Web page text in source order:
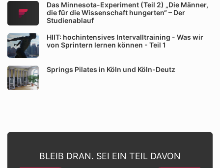
Das Minnesota-Experiment (Teil 2) „Die Männer,
die für die Wissenschaft hungerten“ – Der
Studienablauf
HIIT: hochintensives Intervalltraining - Was wir
von Sprintern lernen können - Teil 1
Springs Pilates in Köln und Köln-Deutz
BLEIB DRAN. SEI EIN TEIL DAVON